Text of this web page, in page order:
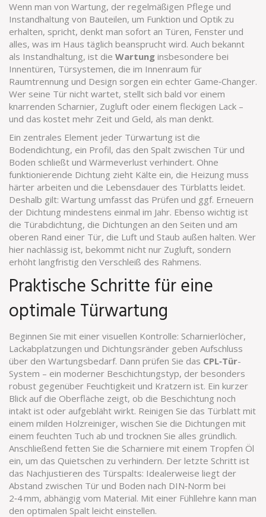
Wenn man von Wartung, der regelmäßigen Pflege und
Instandhaltung von Bauteilen, um Funktion und Optik zu
erhalten, spricht, denkt man sofort an Türen, Fenster und
alles, was im Haus täglich beansprucht wird. Auch bekannt
als Instandhaltung, ist die Wartung insbesondere bei
Innentüren, Türsystemen, die im Innenraum für
Raumtrennung und Design sorgen ein echter Game‑Changer.
Wer seine Tür nicht wartet, stellt sich bald vor einem
knarrenden Scharnier, Zugluft oder einem fleckigen Lack –
und das kostet mehr Zeit und Geld, als man denkt.
Ein zentrales Element jeder Türwartung ist die
Bodendichtung, ein Profil, das den Spalt zwischen Tür und
Boden schließt und Wärmeverlust verhindert. Ohne
funktionierende Dichtung zieht Kälte ein, die Heizung muss
härter arbeiten und die Lebensdauer des Türblatts leidet.
Deshalb gilt: Wartung umfasst das Prüfen und ggf. Erneuern
der Dichtung mindestens einmal im Jahr. Ebenso wichtig ist
die Türabdichtung, die Dichtungen an den Seiten und am
oberen Rand einer Tür, die Luft und Staub außen halten. Wer
hier nachlässig ist, bekommt nicht nur Zugluft, sondern
erhöht langfristig den Verschleiß des Rahmens.
Praktische Schritte für eine
optimale Türwartung
Beginnen Sie mit einer visuellen Kontrolle: Scharnierlöcher,
Lackabplatzungen und Dichtungsränder geben Aufschluss
über den Wartungsbedarf. Dann prüfen Sie das CPL‑Tür-
System – ein moderner Beschichtungstyp, der besonders
robust gegenüber Feuchtigkeit und Kratzern ist. Ein kurzer
Blick auf die Oberfläche zeigt, ob die Beschichtung noch
intakt ist oder aufgebläht wirkt. Reinigen Sie das Türblatt mit
einem milden Holzreiniger, wischen Sie die Dichtungen mit
einem feuchten Tuch ab und trocknen Sie alles gründlich.
Anschließend fetten Sie die Scharniere mit einem Tropfen Öl
ein, um das Quietschen zu verhindern. Der letzte Schritt ist
das Nachjustieren des Türspalts: Idealerweise liegt der
Abstand zwischen Tür und Boden nach DIN‑Norm bei
2‑4 mm, abhängig vom Material. Mit einer Fühllehre kann man
den optimalen Spalt leicht einstellen.